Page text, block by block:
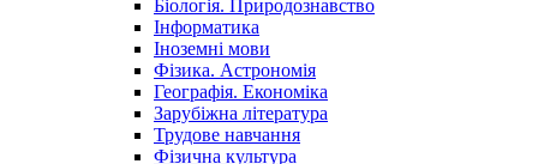
Біологія. Природознавство
Інформатика
Іноземні мови
Фізика. Астрономія
Географія. Економіка
Зарубіжна література
Трудове навчання
Фізична культура